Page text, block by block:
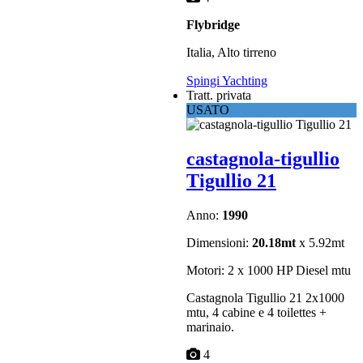
Flybridge
Italia, Alto tirreno
Spingi Yachting
Tratt. privata
USATO
castagnola-tigullio
Tigullio 21
Anno: 1990
Dimensioni: 20.18mt x 5.92mt
Motori: 2 x 1000 HP Diesel mtu
Castagnola Tigullio 21 2x1000
mtu, 4 cabine e 4 toilettes +
marinaio.
4